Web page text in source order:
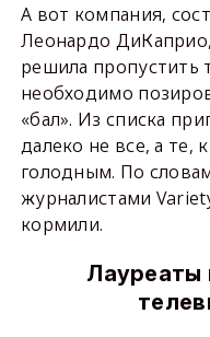
А вот компания,
Леонардо
решила пропустить
необходимо
«бал». Из списка
далеко не все, а те,
голодным. По
журналистами
кормили.
Лауреаты